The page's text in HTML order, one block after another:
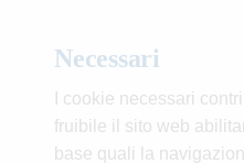
Necessari
I cookie necessari
fruibile il sito web
base quali la